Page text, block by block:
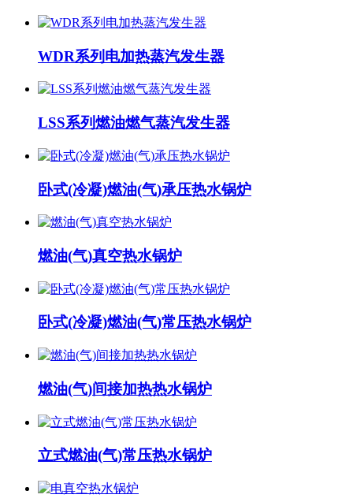
WDR系列电加热蒸汽发生器
LSS系列燃油燃气蒸汽发生器
卧式(冷凝)燃油(气)承压热水锅炉
燃油(气)真空热水锅炉
卧式(冷凝)燃油(气)常压热水锅炉
燃油(气)间接加热热水锅炉
立式燃油(气)常压热水锅炉